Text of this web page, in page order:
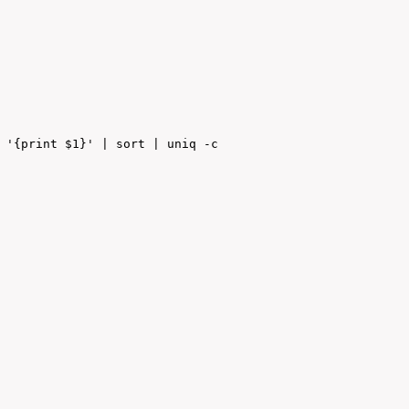
'{print $1}' | sort | uniq -c